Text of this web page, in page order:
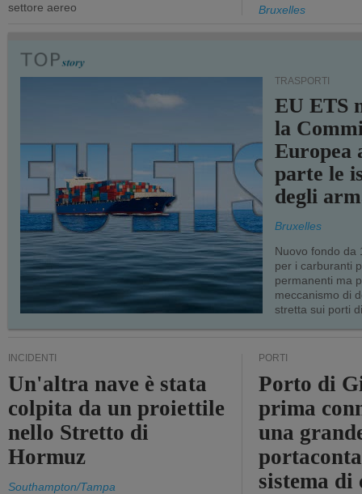
settore aereo
Bruxelles
TRASPORTI
EU ETS
la
Europea
parte le
degli
Bruxelles
Nuovo fondo da
per i carburanti
permanenti ma
meccanismo di
stretta sui porti
INCIDENTI
Un'altra nave è stata
colpita da un proiettile
nello Stretto di
Hormuz
Southampton/Tampa
PORTI
Porto di
prima
una
sistema